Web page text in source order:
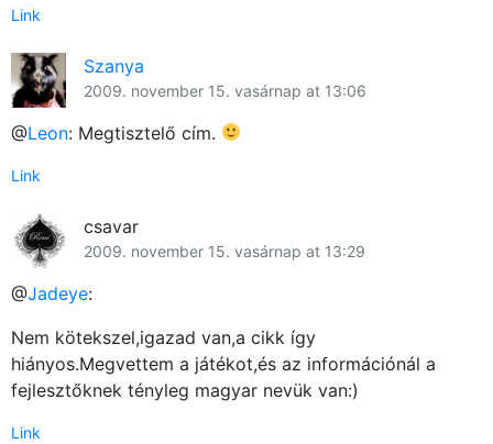
Link
Szanya
2009. november 15. vasárnap at 13:06
@Leon: Megtisztelő cím.
Link
csavar
2009. november 15. vasárnap at 13:29
@Jadeye:
Nem kötekszel,igazad van,a cikk így
hiányos.Megvettem a játékot,és az információnál a
fejlesztőknek tényleg magyar nevük van:)
Link